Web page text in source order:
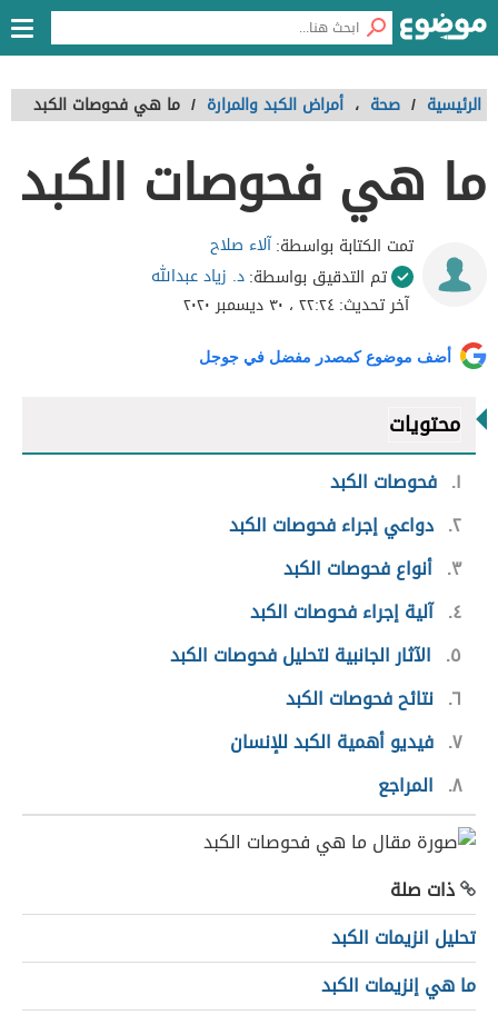
الرئيسية / صحة ، أمراض الكبد والمرارة / ما هي فحوصات الكبد
ما هي فحوصات الكبد
تمت الكتابة بواسطة:آلاء صلاح
تم التدقيق بواسطة:د. زياد عبدالله
آخر تحديث:٢٢:٢٤ ، ٣٠ ديسمبر ٢٠٢٠
أضف موضوع كمصدر مفضل في جوجل
محتويات
١ فحوصات الكبد
٢ دواعي إجراء فحوصات الكبد
٣ أنواع فحوصات الكبد
٤ آلية إجراء فحوصات الكبد
٥
الآثار الجانبية لتحليل فحوصات الكبد
٦ نتائح فحوصات الكبد
٧ فيديو أهمية الكبد للإنسان
٨ المراجع
ذات صلة
تحليل انزيمات الكبد
ما هي إنزيمات الكبد